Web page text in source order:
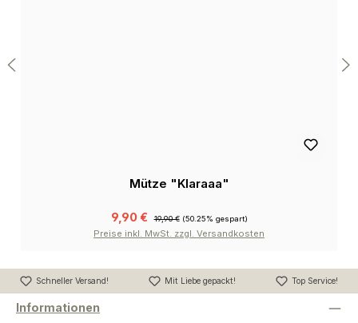
Mütze "Klaraaa"
9,90 € 19,90 € (50.25% gespart)
Preise inkl. MwSt. zzgl. Versandkosten
Schneller Versand! Mit Liebe gepackt! Top Service!
Informationen